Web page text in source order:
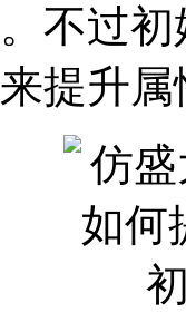
不过
提升属